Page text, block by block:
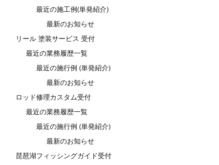
最近の施工例(単発紹介)
最新のお知らせ
リール 塗装サービス 受付
最近の業務履歴一覧
最近の施行例 (単発紹介)
最新のお知らせ
ロッド修理カスタム受付
最近の業務履歴一覧
最近の施行例 (単発紹介)
最新のお知らせ
琵琶湖フィッシングガイド受付